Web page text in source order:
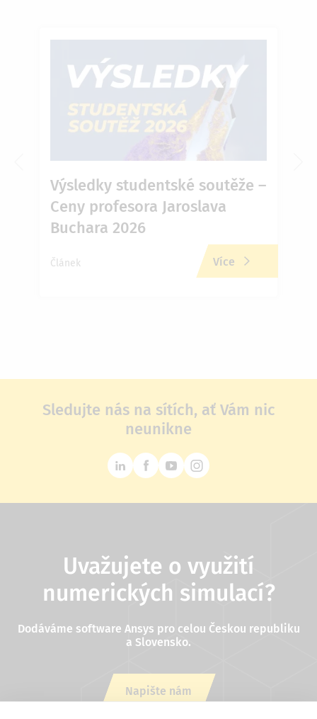
Výsledky studentské soutěže –
Ceny profesora Jaroslava
Buchara 2026
Článek Více
Sledujte nás na sítích, ať Vám nic
neunikne
Uvažujete o využití
numerických simulací?
Dodáváme software Ansys pro celou Českou republiku
a Slovensko.
Napište nám